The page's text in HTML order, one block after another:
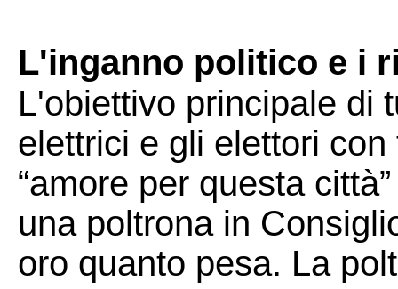
L'inganno politico e i
L'obiettivo principale di
elettrici e gli elettori
“amore per questa
una poltrona in
oro quanto pesa. La